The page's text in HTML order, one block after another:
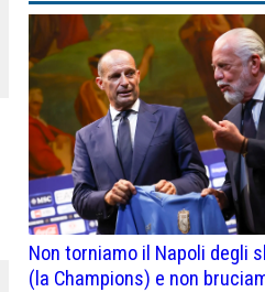
Non torniamo il Napoli degli
(la Champions) e non